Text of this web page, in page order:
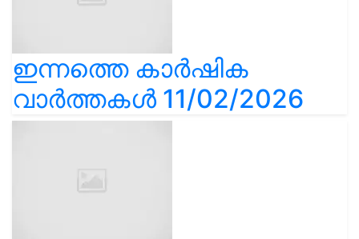
ഇന്നത്തെ കാർഷിക
വാർത്തകൾ 11/02/2026